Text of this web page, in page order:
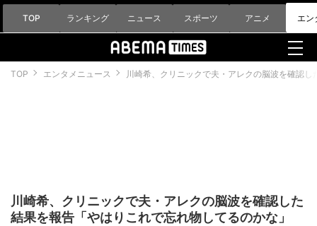
TOP ランキング ニュース スポーツ アニメ エン
TOP エンタメニュース 川崎希、クリニックで夫・アレクの脳波を確認
川崎希、クリニックで夫・アレクの脳波を確認した
結果を報告「やはりこれで忘れ物してるのかな」